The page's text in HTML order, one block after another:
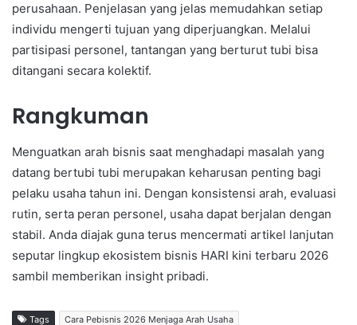
perusahaan. Penjelasan yang jelas memudahkan setiap
individu mengerti tujuan yang diperjuangkan. Melalui
partisipasi personel, tantangan yang berturut tubi bisa
ditangani secara kolektif.
Rangkuman
Menguatkan arah bisnis saat menghadapi masalah yang
datang bertubi tubi merupakan keharusan penting bagi
pelaku usaha tahun ini. Dengan konsistensi arah, evaluasi
rutin, serta peran personel, usaha dapat berjalan dengan
stabil. Anda diajak guna terus mencermati artikel lanjutan
seputar lingkup ekosistem bisnis HARI kini terbaru 2026
sambil memberikan insight pribadi.
Tags Cara Pebisnis 2026 Menjaga Arah Usaha